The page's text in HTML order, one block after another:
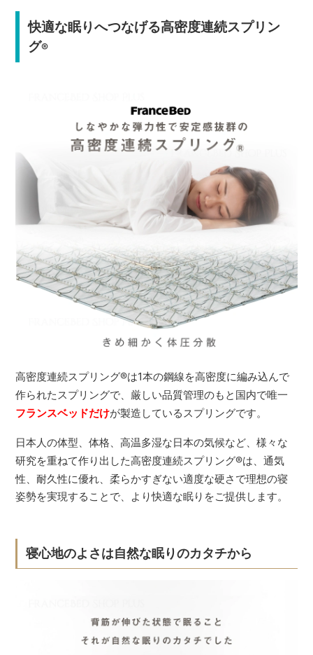
快適な眠りへつなげる高密度連続スプリン
グ®
高密度連続スプリング®は1本の鋼線を高密度に編み込んで
作られたスプリングで、厳しい品質管理のもと国内で唯一
フランスベッドだけが製造しているスプリングです。
日本人の体型、体格、高温多湿な日本の気候など、様々な
研究を重ねて作り出した高密度連続スプリング®は、通気
性、耐久性に優れ、柔らかすぎない適度な硬さで理想の寝
姿勢を実現することで、より快適な眠りをご提供します。
寝心地のよさは自然な眠りのカタチから